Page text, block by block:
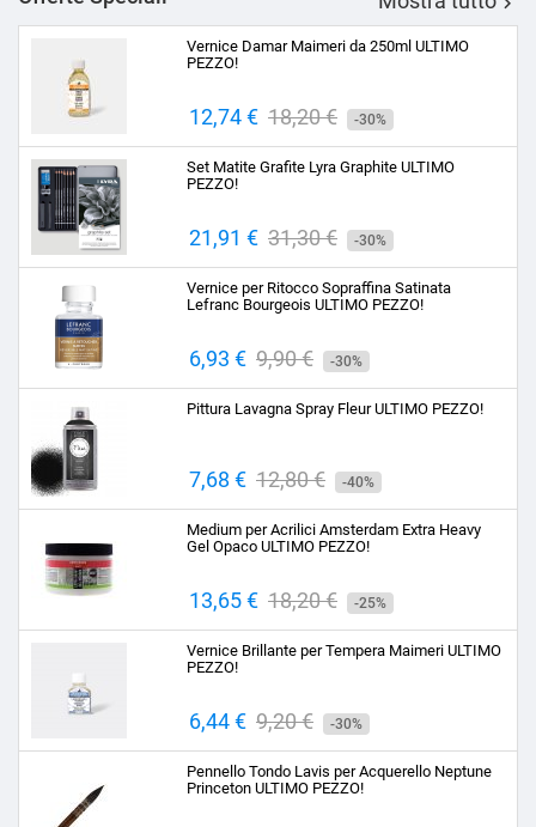
Vernice Damar Maimeri da 250ml ULTIMO
PEZZO!
Prezzo
12,74 € Prezzo
base
18,20 € -30%
Set Matite Grafite Lyra Graphite ULTIMO
PEZZO!
Prezzo
21,91 € Prezzo
base
31,30 € -30%
Vernice per Ritocco Sopraffina Satinata
Lefranc Bourgeois ULTIMO PEZZO!
Prezzo
6,93 € Prezzo
base
9,90 € -30%
Pittura Lavagna Spray Fleur ULTIMO PEZZO!
Prezzo
7,68 € Prezzo
base
12,80 € -40%
Medium per Acrilici Amsterdam Extra Heavy
Gel Opaco ULTIMO PEZZO!
Prezzo
13,65 € Prezzo
base
18,20 € -25%
Vernice Brillante per Tempera Maimeri ULTIMO
PEZZO!
Prezzo
6,44 € Prezzo
base
9,20 € -30%
Pennello Tondo Lavis per Acquerello Neptune
Princeton ULTIMO PEZZO!